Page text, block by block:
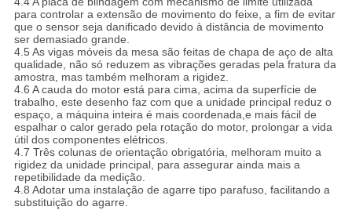
para controlar a extensão de movimento do feixe, a fim de evitar
que o sensor seja danificado devido à distância de movimento
ser demasiado grande.
4.5 As vigas móveis da mesa são feitas de chapa de aço de alta
qualidade, não só reduzem as vibrações geradas pela fratura da
amostra, mas também melhoram a rigidez.
4.6 A cauda do motor está para cima, acima da superfície de
trabalho, este desenho faz com que a unidade principal reduz o
espaço, a máquina inteira é mais coordenada,e mais fácil de
espalhar o calor gerado pela rotação do motor, prolongar a vida
útil dos componentes elétricos.
4.7 Três colunas de orientação obrigatória, melhoram muito a
rigidez da unidade principal, para assegurar ainda mais a
repetibilidade da medição.
4.8 Adotar uma instalação de agarre tipo parafuso, facilitando a
substituição do agarre.